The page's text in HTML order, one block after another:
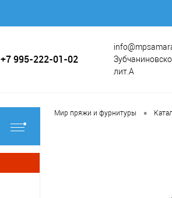
+7 995-222-01-02
лит.А
Мир пряжи и фурнитуры •